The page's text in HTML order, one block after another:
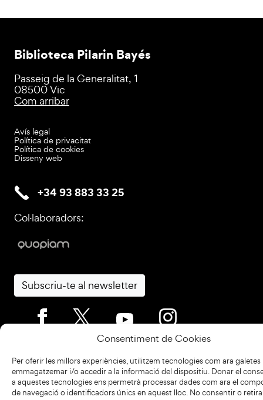
Consentiment de Cookies
Per oferir les millors experiències, utilitzem tecnologies com ara galetes
emmagatzemar i/o accedir a la informació del dispositiu. Donar el
a aquestes tecnologies ens permetrà processar dades com ara el
de navegació o identificadors únics en aquest lloc. No consentir o
Biblioteca Pilarin Bayés
Passeig de la Generalitat, 1
08500 Vic
Com arribar
Avís legal
Política de privacitat
Política de cookies
Disseny web
+34 93 883 33 25
Col·laboradors:
Subscriu-te al newsletter